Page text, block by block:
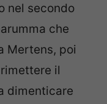
nel secondo
che
Mertens, poi
il
dimenticare